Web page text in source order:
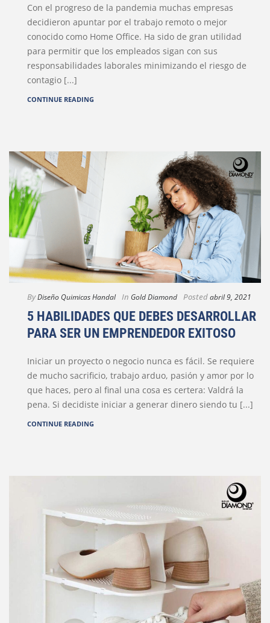
Con el progreso de la pandemia muchas empresas
decidieron apuntar por el trabajo remoto o mejor
conocido como Home Office. Ha sido de gran utilidad
para permitir que los empleados sigan con sus
responsabilidades laborales minimizando el riesgo de
contagio [...]
CONTINUE READING
ByDiseño Quimicas Handal In Gold Diamond Postedabril 9, 2021
5 HABILIDADES QUE DEBES DESARROLLAR
PARA SER UN EMPRENDEDOR EXITOSO
Iniciar un proyecto o negocio nunca es fácil. Se requiere
de mucho sacrificio, trabajo arduo, pasión y amor por lo
que haces, pero al final una cosa es certera: Valdrá la
pena. Si decidiste iniciar a generar dinero siendo tu [...]
CONTINUE READING